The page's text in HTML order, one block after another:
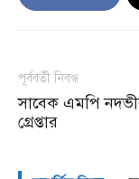
পূর্ববর্তী নিবন্ধ
সাবেক এমপি
গ্রেপ্তার